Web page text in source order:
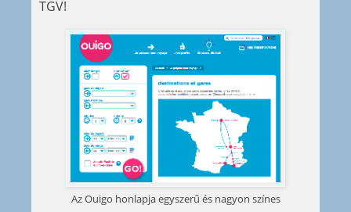
TGV!
Az Ouigo honlapja egyszerű és nagyon színes